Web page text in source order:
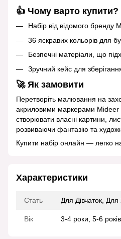
👍 Чому варто купити?
Набір від відомого бренду
36 яскравих кольорів для
Безпечні матеріали, що
Зручний кейс для
🚀 Як замовити
Перетворіть малювання на
акриловими маркерами
створювати власні картини,
розвиваючи фантазію та
Купити набір онлайн — легко
Характеристики
Стать Для Дівчаток, Для
Вік 3-4 роки, 5-6